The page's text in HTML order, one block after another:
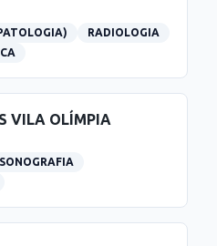
RADIOLOGIA
VILA OLÍMPIA